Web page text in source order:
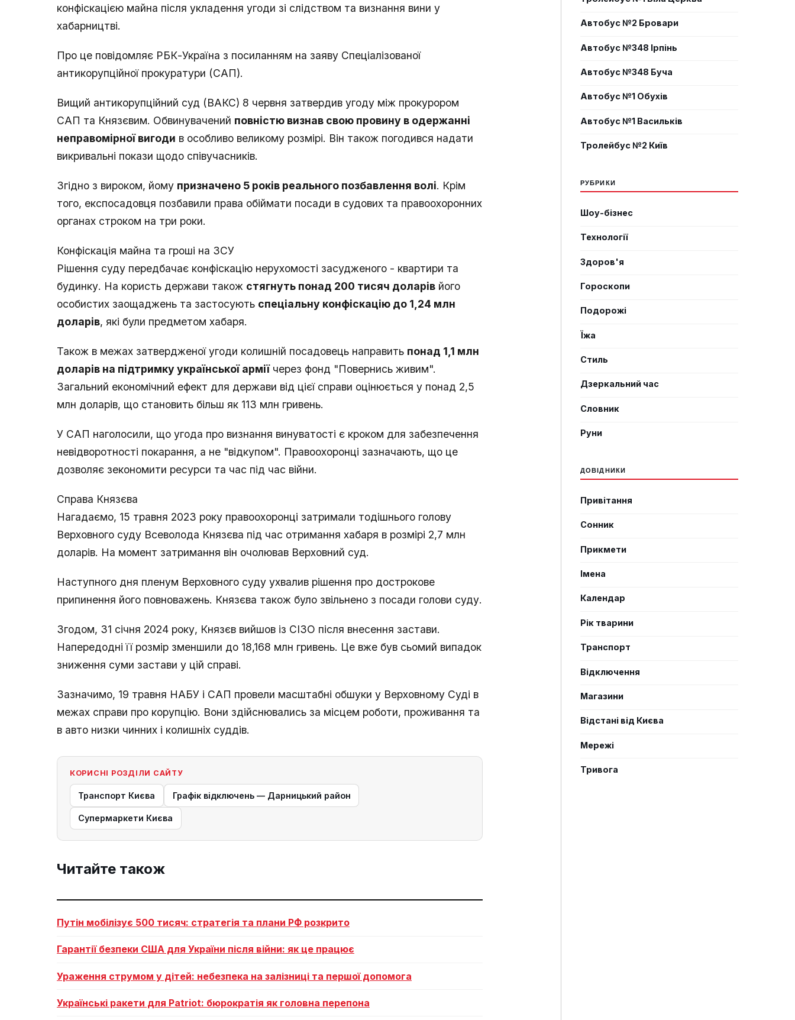
конфіскацією майна після укладення угоди зі слідством та визнання вини у
хабарництві.
Про це повідомляє РБК-Україна з посиланням на заяву Спеціалізованої
антикорупційної прокуратури (САП).
Вищий антикорупційний суд (ВАКС) 8 червня затвердив угоду між прокурором
САП та Князєвим. Обвинувачений повністю визнав свою провину в одержанні
неправомірної вигоди в особливо великому розмірі. Він також погодився надати
викривальні покази щодо співучасників.
Згідно з вироком, йому призначено 5 років реального позбавлення волі. Крім
того, експосадовця позбавили права обіймати посади в судових та правоохоронних
органах строком на три роки.
Конфіскація майна та гроші на ЗСУ
Рішення суду передбачає конфіскацію нерухомості засудженого - квартири та
будинку. На користь держави також стягнуть понад 200 тисяч доларів його
особистих заощаджень та застосують спеціальну конфіскацію до 1,24 млн
доларів, які були предметом хабаря.
Також в межах затвердженої угоди колишній посадовець направить понад 1,1 млн
доларів на підтримку української арміїчерез фонд "Повернись живим".
Загальний економічний ефект для держави від цієї справи оцінюється у понад 2,5
млн доларів, що становить більш як 113 млн гривень.
У САП наголосили, що угода про визнання винуватості є кроком для забезпечення
невідворотності покарання, а не "відкупом". Правоохоронці зазначають, що це
дозволяє зекономити ресурси та час під час війни.
Справа Князєва
Нагадаємо, 15 травня 2023 року правоохоронці затримали тодішнього голову
Верховного суду Всеволода Князєва під час отримання хабаря в розмірі 2,7 млн
доларів. На момент затримання він очолював Верховний суд.
Наступного дня пленум Верховного суду ухвалив рішення про дострокове
припинення його повноважень. Князєва також було звільнено з посади голови суду.
Згодом, 31 січня 2024 року, Князєв вийшов із СІЗО після внесення застави.
Напередодні її розмір зменшили до 18,168 млн гривень. Це вже був сьомий випадок
зниження суми застави у цій справі.
Зазначимо, 19 травня НАБУ і САП провели масштабні обшуки у Верховному Суді в
межах справи про корупцію. Вони здійснювались за місцем роботи, проживання та
в авто низки чинних і колишніх суддів.
КОРИСНІ РОЗДІЛИ САЙТУ
Транспорт Києва Графік відключень — Дарницький район
Супермаркети Києва
Читайте також
Путін мобілізує 500 тисяч: стратегія та плани РФ розкрито
Гарантії безпеки США для України після війни: як це працює
Ураження струмом у дітей: небезпека на залізниці та першої допомога
Українські ракети для Patriot: бюрократія як головна перепона
Автобус №2 Бровари
Автобус №348 Ірпінь
Автобус №348 Буча
Автобус №1 Обухів
Автобус №1 Васильків
Тролейбус №2 Київ
РУБРИКИ
Шоу-бізнес
Технології
Здоров'я
Гороскопи
Подорожі
Їжа
Стиль
Дзеркальний час
Словник
Руни
ДОВІДНИКИ
Привітання
Сонник
Прикмети
Імена
Календар
Рік тварини
Транспорт
Відключення
Магазини
Відстані від Києва
Мережі
Тривога